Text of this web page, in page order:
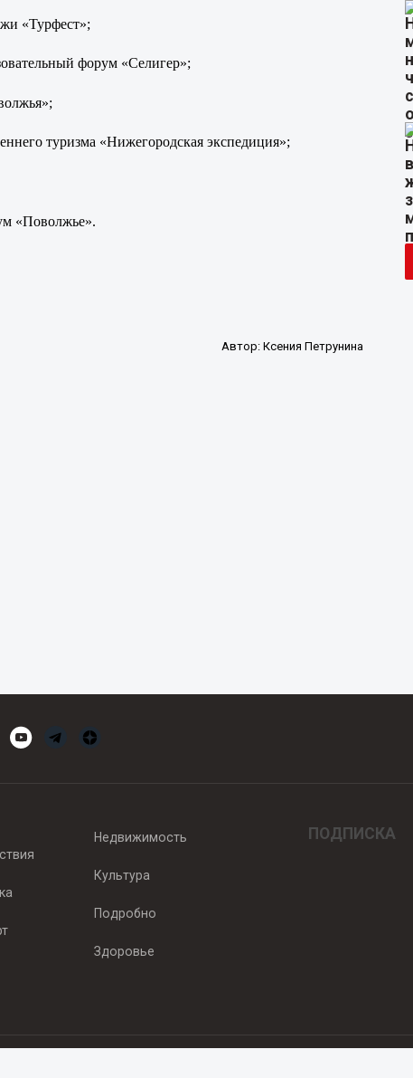
«Турфест»;
форум «Селигер»;
туризма «Нижегородская экспедиция»;
«Поволжье».
Автор: Ксения Петрунина
Недвижимость
Культура
Подробно
Здоровье
ПОДПИСКА